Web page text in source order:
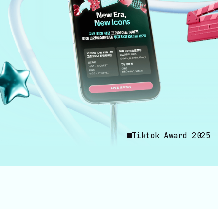
Tiktok Award 2025